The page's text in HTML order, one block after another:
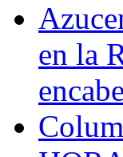
en la